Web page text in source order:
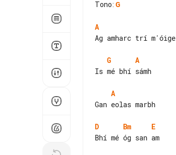
Tono: G
A
Ag amharc trí m'óige
G
A
Is mé bhí sámh
A
Gan eolas marbh
D Bm
E
Bhí mé óg san am